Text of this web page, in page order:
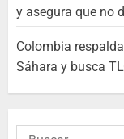
y asegura que no
Colombia
Sáhara y busca